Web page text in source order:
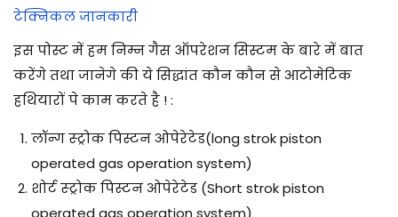
टेक्निकल जानकारी
इस पोस्ट में हम निम्न गैस ऑपरेशन सिस्टम के बारे में बात
करेंगे तथा जानेगे की ये सिद्धांत कौन कौन से आटोमेटिक
हथियारों पे काम करते है ! :
लॉन्ग स्ट्रोक पिस्टन ओपेरेटेड(long strok piston
operated gas operation system)
शोर्ट स्ट्रोक पिस्टन ओपेरेटेड (Short strok piston
operated gas operation system)